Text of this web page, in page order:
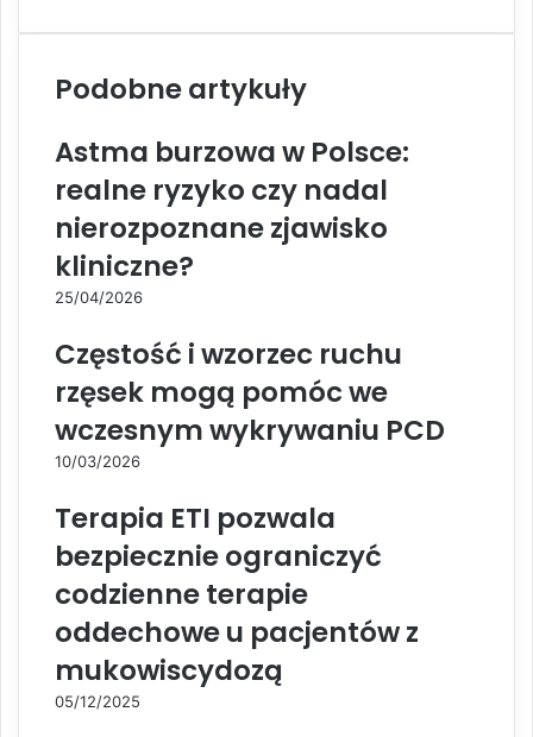
Podobne artykuły
Astma burzowa w Polsce:
realne ryzyko czy nadal
nierozpoznane zjawisko
kliniczne?
25/04/2026
Częstość i wzorzec ruchu
rzęsek mogą pomóc we
wczesnym wykrywaniu PCD
10/03/2026
Terapia ETI pozwala
bezpiecznie ograniczyć
codzienne terapie
oddechowe u pacjentów z
mukowiscydozą
05/12/2025